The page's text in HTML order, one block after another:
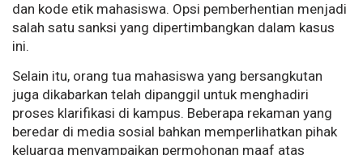
dan kode etik mahasiswa. Opsi pemberhentian menjadi
salah satu sanksi yang dipertimbangkan dalam kasus
ini.
Selain itu, orang tua mahasiswa yang bersangkutan
juga dikabarkan telah dipanggil untuk menghadiri
proses klarifikasi di kampus. Beberapa rekaman yang
beredar di media sosial bahkan memperlihatkan pihak
keluarga menyampaikan permohonan maaf atas